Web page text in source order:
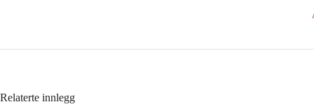
Relaterte innlegg